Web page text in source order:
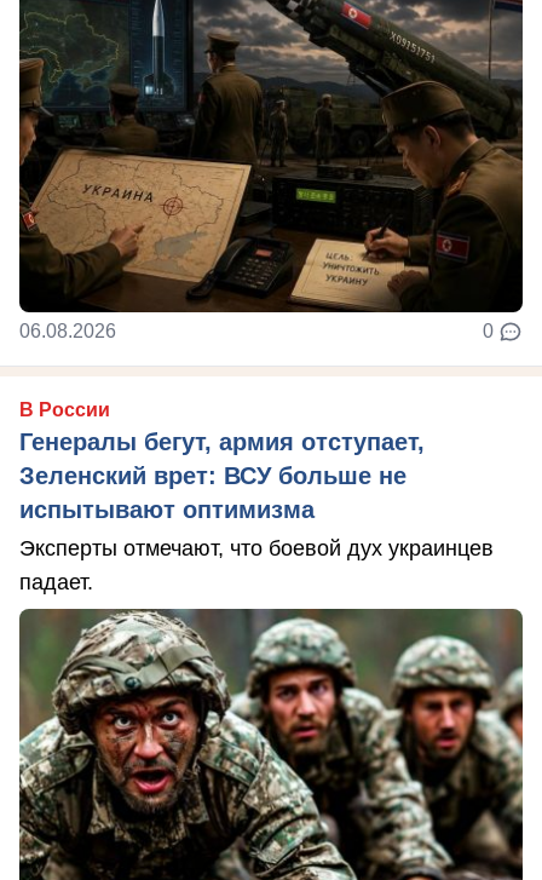
06.08.2026 0
В России
Генералы бегут, армия отступает,
Зеленский врет: ВСУ больше не
испытывают оптимизма
Эксперты отмечают, что боевой дух украинцев
падает.